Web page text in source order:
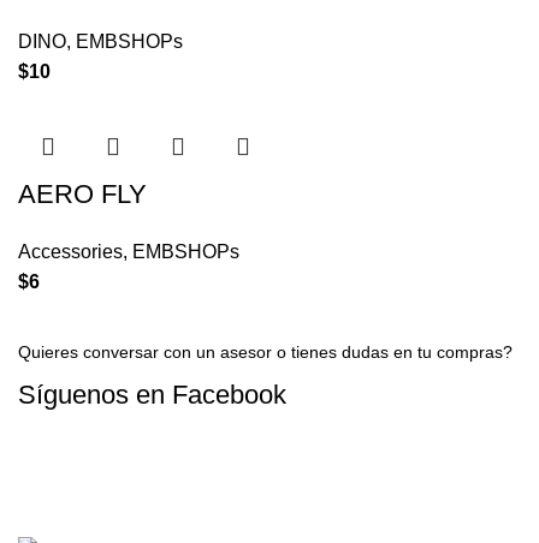
DINO, EMBSHOPs
$10
AERO FLY
Accessories, EMBSHOPs
$6
Quieres conversar con un asesor o tienes dudas en tu compras?
Síguenos en Facebook